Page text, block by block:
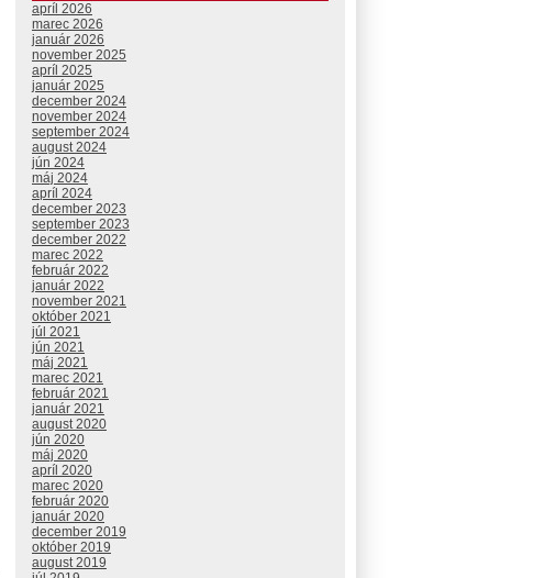
apríl 2026
marec 2026
január 2026
november 2025
apríl 2025
január 2025
december 2024
november 2024
september 2024
august 2024
jún 2024
máj 2024
apríl 2024
december 2023
september 2023
december 2022
marec 2022
február 2022
január 2022
november 2021
október 2021
júl 2021
jún 2021
máj 2021
marec 2021
február 2021
január 2021
august 2020
jún 2020
máj 2020
apríl 2020
marec 2020
február 2020
január 2020
december 2019
október 2019
august 2019